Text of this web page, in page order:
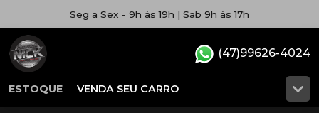
Seg a Sex - 9h às 19h | Sab 9h às 17h
ESTOQUE VENDA SEU CARRO
(47)99626-4024